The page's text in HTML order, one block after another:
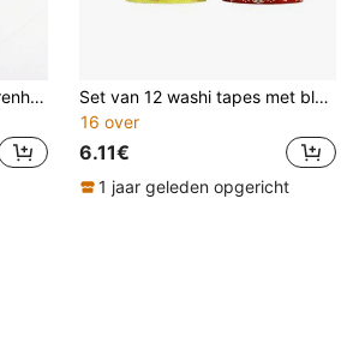
20 rollen, reusachtige sterrenhemel bronskleurige zilveren washi tape, droomplaneet universum DIY decoratieve stickers, studenten school handaccount tape, junk journal stickers benodigdheden, creatieve masking tape, scrapbooking decor, journaling decor (6 rollen/12 rollen/20 rollen)
Set van 12 washi tapes met bloemenmotief, retro gouden folie decoratiestickers met bloemenpatroon, zelfklevende decoratiestickers voor dagboeken, albums en scrapbookbenodigdheden.
16 over
6.11€
1 jaar geleden opgericht